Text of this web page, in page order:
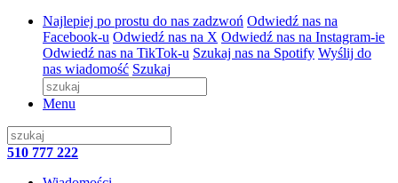
Najlepiej po prostu do nas zadzwoń Odwiedź nas na
Facebook-u Odwiedź nas na X Odwiedź nas na Instagram-ie
Odwiedź nas na TikTok-u Szukaj nas na Spotify Wyślij do
nas wiadomość Szukaj
Menu
510 777 222